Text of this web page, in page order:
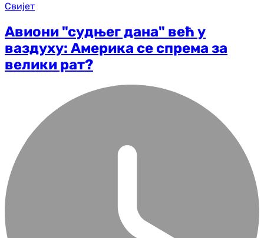
Свијет
Авиони "судњег дана" већ у
ваздуху: Америка се спрема за
велики рат?